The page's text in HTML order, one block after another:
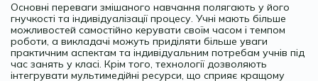
Основні переваги змішаного навчання полягають у його
гнучкості та індивідуалізації процесу. Учні мають більше
можливостей самостійно керувати своїм часом і темпом
роботи, а викладачі можуть приділяти більше уваги
практичним аспектам та індивідуальним потребам учнів під
час занять у класі. Крім того, технології дозволяють
інтегрувати мультимедійні ресурси, що сприяє кращому